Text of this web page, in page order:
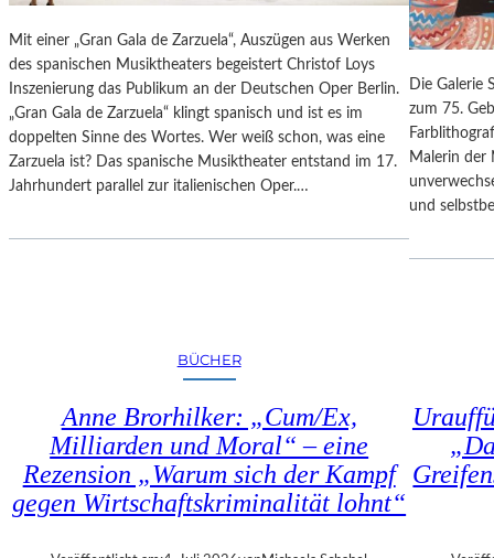
I
K
–
A
U
S
B
L
Z
A
R
T
L
N
–
A
U
S
S
D
O
U
Mit einer „Gran Gala de Zarzuela“, Auszügen aus Werken
des spanischen Musiktheaters begeistert Christof Loys
Inszenierung das Publikum an der Deutschen Oper Berlin.
„Gran Gala de Zarzuela“ klingt spanisch und ist es im
doppelten Sinne des Wortes. Wer weiß schon, was eine
Zarzuela ist? Das spanische Musiktheater entstand im 17.
Jahrhundert parallel zur italienischen Oper.…
Die Galerie
zum 75.
Malerin der
und
BÜCHER
Anne Brorhilker: „Cum/Ex,
Milliarden und Moral“ – eine
Rezension „Warum sich der Kampf
gegen Wirtschaftskriminalität lohnt“